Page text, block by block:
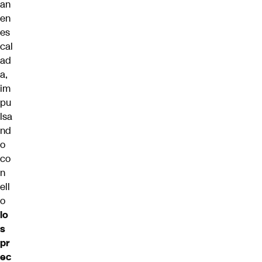
an
en
es
cal
ad
a,
im
pu
lsa
nd
o
co
n
ell
o
lo
s
pr
ec